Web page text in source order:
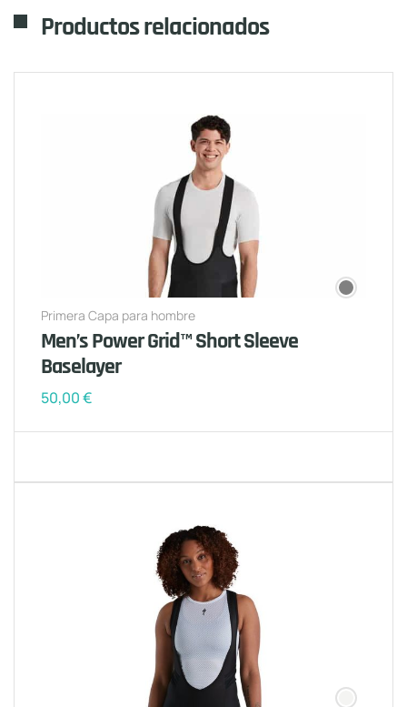
Productos relacionados
Primera Capa para hombre
Men’s Power Grid™ Short Sleeve
Baselayer
50,00€